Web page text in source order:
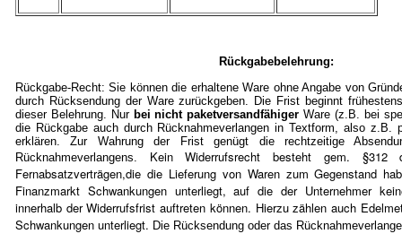
Rückgabebelehrung:
Rückgabe-Recht: Sie können die erhaltene Ware ohne Angabe von
durch Rücksendung der Ware zurückgeben. Die Frist beginnt
dieser Belehrung. Nur bei nicht paketversandfähiger Ware (z.B. bei
die Rückgabe auch durch Rücknahmeverlangen in Textform, also z.B.
erklären. Zur Wahrung der Frist genügt die rechtzeitige
Rücknahmeverlangens. Kein Widerrufsrecht besteht gem.
Fernabsatzverträgen,die die Lieferung von Waren zum Gegenstand
Finanzmarkt Schwankungen unterliegt, auf die der Unternehmer
innerhalb der Widerrufsfrist auftreten können. Hierzu zählen auch
Schwankungen unterliegt. Die Rücksendung oder das